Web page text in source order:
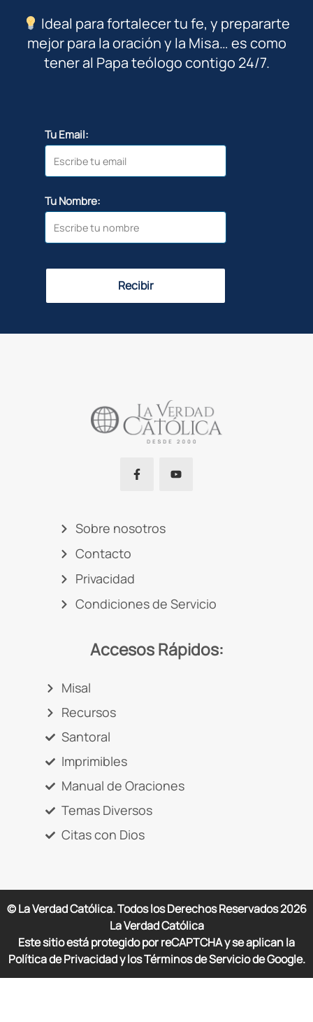
Ideal para fortalecer tu fe, y prepararte
mejor para la oración y la Misa… es como
tener al Papa teólogo contigo 24/7.
Tu Email:
Tu Nombre:
Recibir
Sobre nosotros
Contacto
Privacidad
Condiciones de Servicio
Accesos Rápidos:
Misal
Recursos
Santoral
Imprimibles
Manual de Oraciones
Temas Diversos
Citas con Dios
© La Verdad Católica. Todos los Derechos Reservados2026
La Verdad Católica
Este sitio está protegido por reCAPTCHA y se aplican la
Política de Privacidad y los Términos de Servicio de Google.